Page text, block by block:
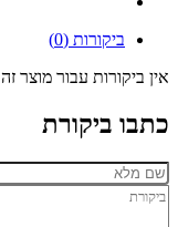
ביקורות (0)
אין ביקורות עבור מוצר זה
כתבו ביקורת